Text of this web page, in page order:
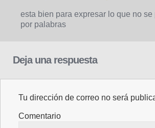
esta bien para expresar lo que no
por palabras
Deja una respuesta
Tu dirección de correo no será
Comentario